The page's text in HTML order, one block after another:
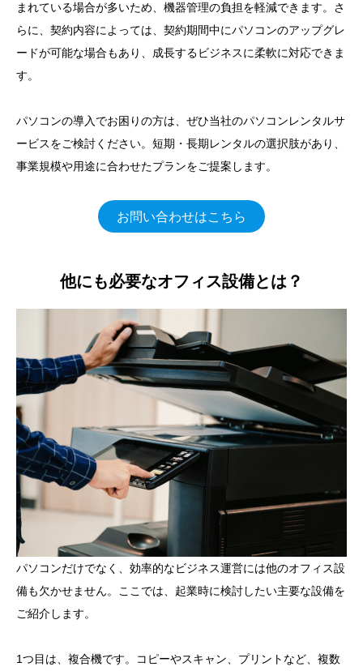
まれている場合が多いため、機器管理の負担を軽減できます。さ
らに、契約内容によっては、契約期間中にパソコンのアップグレ
ードが可能な場合もあり、成長するビジネスに柔軟に対応できま
す。
パソコンの導入でお困りの方は、ぜひ当社のパソコンレンタルサ
ービスをご検討ください。短期・長期レンタルの選択肢があり、
事業規模や用途に合わせたプランをご提案します。
お問い合わせはこちら
他にも必要なオフィス設備とは？
パソコンだけでなく、効率的なビジネス運営には他のオフィス設
備も欠かせません。ここでは、起業時に検討したい主要な設備を
ご紹介します。
1つ目は、複合機です。コピーやスキャン、プリントなど、複数